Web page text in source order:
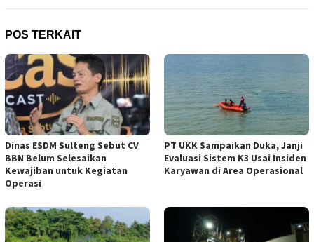
POS TERKAIT
Dinas ESDM Sulteng Sebut CV
BBN Belum Selesaikan
Kewajiban untuk Kegiatan
Operasi
PT UKK Sampaikan Duka, Janji
Evaluasi Sistem K3 Usai Insiden
Karyawan di Area Operasional